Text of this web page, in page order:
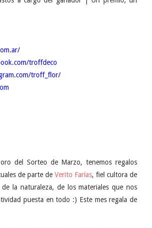
troffdeco
troff_flor/
del Sorteo de Marzo, tenemos regalos
de parte de Verito Farías, fiel cultora de
la naturaleza, de los materiales que nos
puesta en todo :) Este mes regala de